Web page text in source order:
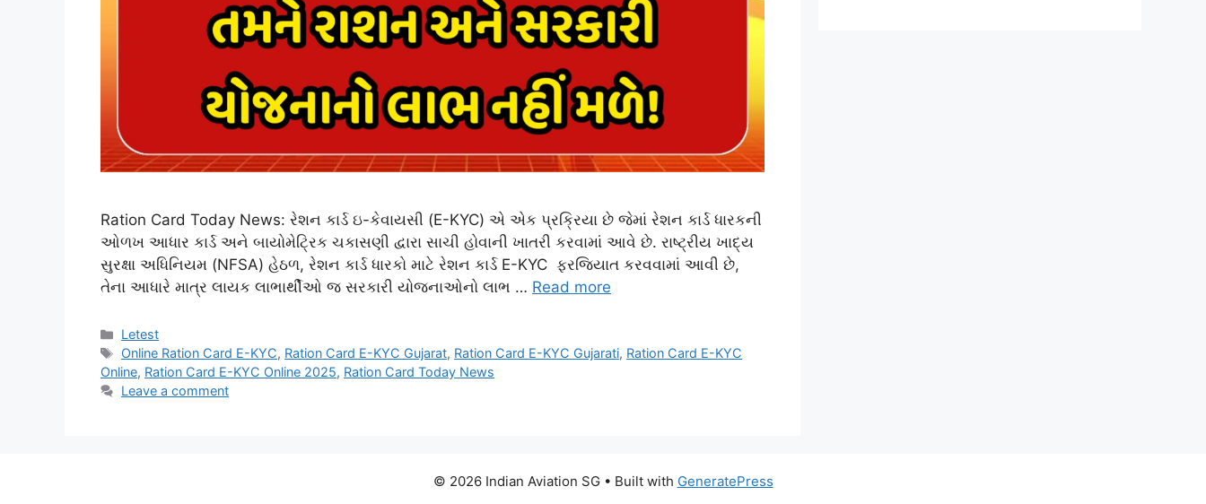
Ration Card Today News: રેશન કાર્ડ ઇ-કેવાયસી (E-KYC) એ એક પ્રક્રિયા છે જેમાં રેશન કાર્ડ ધારકની
ઓળખ આધાર કાર્ડ અને બાયોમેટ્રિક ચકાસણી દ્વારા સાચી હોવાની ખાતરી કરવામાં આવે છે. રાષ્ટ્રીય ખાદ્ય
સુરક્ષા અધિનિયમ (NFSA) હેઠળ, રેશન કાર્ડ ધારકો માટે રેશન કાર્ડ E-KYC ફરજિયાત કરવવામાં આવી છે,
તેના આધારે માત્ર લાયક લાભાર્થીઓ જ સરકારી યોજનાઓનો લાભ … Read more
Categories
Letest
Tags
Online Ration Card E-KYC, Ration Card E-KYC Gujarat, Ration Card E-KYC Gujarati, Ration Card E-KYC
Online, Ration Card E-KYC Online 2025, Ration Card Today News
Leave a comment
© 2026 Indian Aviation SG• Built with GeneratePress